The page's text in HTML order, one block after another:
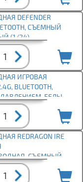
DEFENDER
СЪЕМНЫЙ
(1/24)
ИГРОВАЯ
BLUETOOTH,
БЕЛЫ
REDRAGON IRE
СЪЕМНЫЙ